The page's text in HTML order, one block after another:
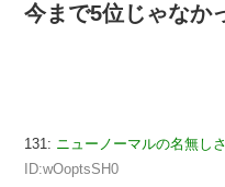
今まで5位じゃなか
131: ニューノーマルの名無し
ID:wOoptsSH0